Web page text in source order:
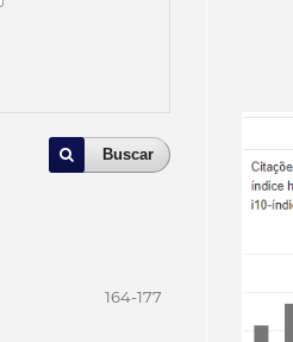
Buscar
164-177